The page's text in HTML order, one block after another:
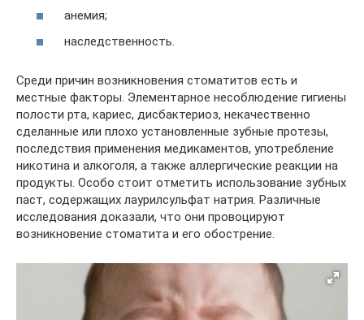
анемия;
наследственность.
Среди причин возникновения стоматитов есть и
местные факторы. Элементарное несоблюдение гигиены
полости рта, кариес, дисбактериоз, некачественно
сделанные или плохо установленные зубные протезы,
последствия применения медикаментов, употребление
никотина и алкоголя, а также аллергические реакции на
продукты. Особо стоит отметить использование зубных
паст, содержащих лаурилсульфат натрия. Различные
исследования доказали, что они провоцируют
возникновение стоматита и его обострение.